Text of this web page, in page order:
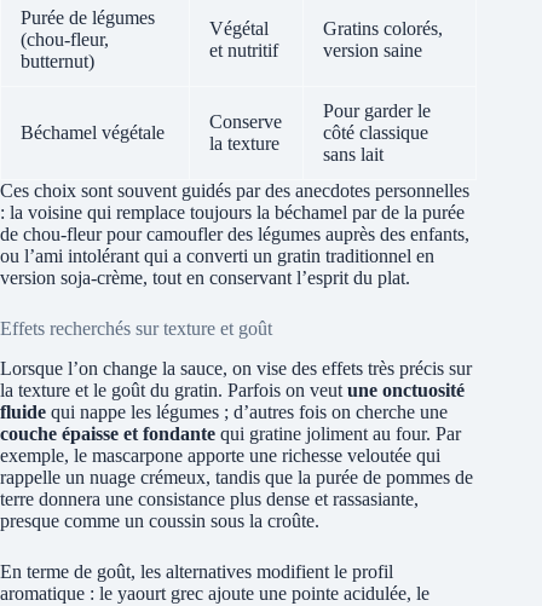
Purée de légumes
(chou-fleur,
butternut)
Végétal
et nutritif
Gratins colorés,
version saine
Béchamel végétale
Conserve
la texture
Pour garder le
côté classique
sans lait
Ces choix sont souvent guidés par des anecdotes personnelles
: la voisine qui remplace toujours la béchamel par de la purée
de chou-fleur pour camoufler des légumes auprès des enfants,
ou l’ami intolérant qui a converti un gratin traditionnel en
version soja-crème, tout en conservant l’esprit du plat.
Effets recherchés sur texture et goût
Lorsque l’on change la sauce, on vise des effets très précis sur
la texture et le goût du gratin. Parfois on veut une onctuosité
fluide qui nappe les légumes ; d’autres fois on cherche une
couche épaisse et fondante qui gratine joliment au four. Par
exemple, le mascarpone apporte une richesse veloutée qui
rappelle un nuage crémeux, tandis que la purée de pommes de
terre donnera une consistance plus dense et rassasiante,
presque comme un coussin sous la croûte.
En terme de goût, les alternatives modifient le profil
aromatique : le yaourt grec ajoute une pointe acidulée, le